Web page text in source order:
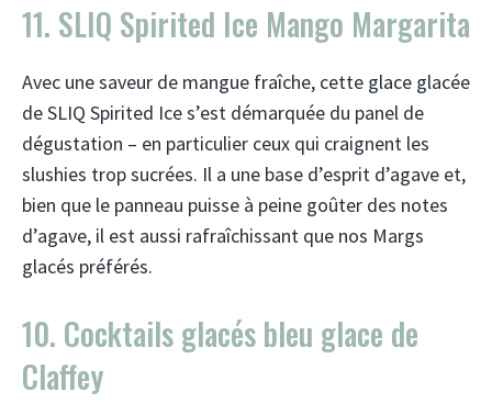
11. SLIQ Spirited Ice Mango Margarita
Avec une saveur de mangue fraîche, cette glace glacée
de SLIQ Spirited Ice s’est démarquée du panel de
dégustation – en particulier ceux qui craignent les
slushies trop sucrées. Il a une base d’esprit d’agave et,
bien que le panneau puisse à peine goûter des notes
d’agave, il est aussi rafraîchissant que nos Margs
glacés préférés.
10. Cocktails glacés bleu glace de
Claffey